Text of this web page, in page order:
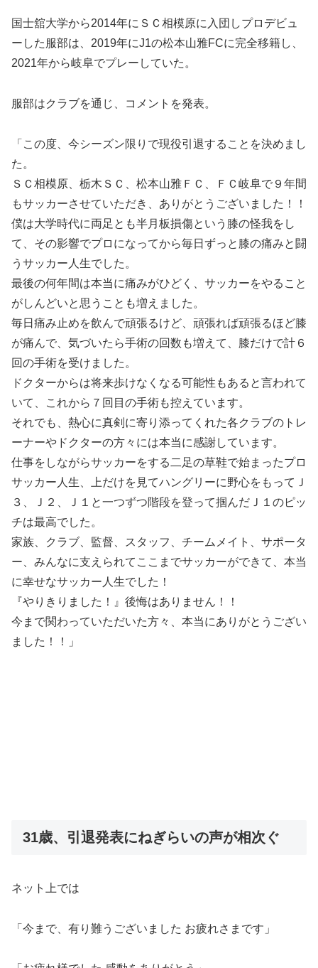
国士舘大学から2014年にＳＣ相模原に入団しプロデビュ
ーした服部は、2019年にJ1の松本山雅FCに完全移籍し、
2021年から岐阜でプレーしていた。
服部はクラブを通じ、コメントを発表。
「この度、今シーズン限りで現役引退することを決めまし
た。
ＳＣ相模原、栃木ＳＣ、松本山雅ＦＣ、ＦＣ岐阜で９年間
もサッカーさせていただき、ありがとうございました！！
僕は大学時代に両足とも半月板損傷という膝の怪我をし
て、その影響でプロになってから毎日ずっと膝の痛みと闘
うサッカー人生でした。
最後の何年間は本当に痛みがひどく、サッカーをやること
がしんどいと思うことも増えました。
毎日痛み止めを飲んで頑張るけど、頑張れば頑張るほど膝
が痛んで、気づいたら手術の回数も増えて、膝だけで計６
回の手術を受けました。
ドクターからは将来歩けなくなる可能性もあると言われて
いて、これから７回目の手術も控えています。
それでも、熱心に真剣に寄り添ってくれた各クラブのトレ
ーナーやドクターの方々には本当に感謝しています。
仕事をしながらサッカーをする二足の草鞋で始まったプロ
サッカー人生、上だけを見てハングリーに野心をもってＪ
３、Ｊ２、Ｊ１と一つずつ階段を登って掴んだＪ１のピッ
チは最高でした。
家族、クラブ、監督、スタッフ、チームメイト、サポータ
ー、みんなに支えられてここまでサッカーができて、本当
に幸せなサッカー人生でした！
『やりきりました！』後悔はありません！！
今まで関わっていただいた方々、本当にありがとうござい
ました！！」
31歳、引退発表にねぎらいの声が相次ぐ
ネット上では
「今まで、有り難うございました お疲れさまです」